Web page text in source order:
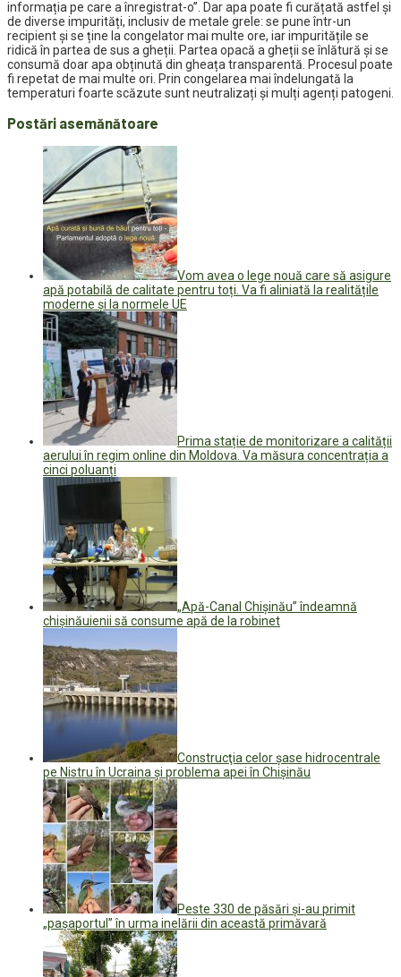
informația pe care a înregistrat-o”. Dar apa poate fi curățată astfel și
de diverse impurități, inclusiv de metale grele: se pune într-un
recipient și se ține la congelator mai multe ore, iar impuritățile se
ridică în partea de sus a gheții. Partea opacă a gheții se înlătură și se
consumă doar apa obținută din gheața transparentă. Procesul poate
fi repetat de mai multe ori. Prin congelarea mai îndelungată la
temperaturi foarte scăzute sunt neutralizați și mulți agenți patogeni.
Postări asemănătoare
Vom avea o lege nouă care să asigure
apă potabilă de calitate pentru toți. Va fi aliniată la realitățile
moderne și la normele UE
Prima stație de monitorizare a calității
aerului în regim online din Moldova. Va măsura concentrația a
cinci poluanți
„Apă-Canal Chişinău” îndeamnă
chișinăuienii să consume apă de la robinet
Construcţia celor șase hidrocentrale
pe Nistru în Ucraina şi problema apei în Chişinău
Peste 330 de păsări și-au primit
„pașaportul” în urma inelării din această primăvară